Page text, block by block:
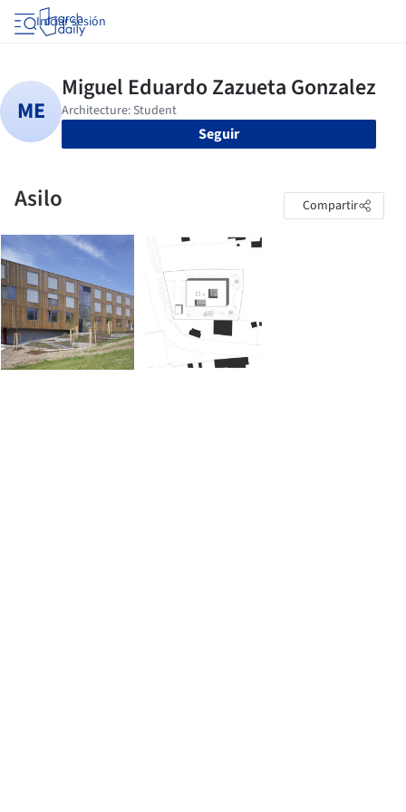
Iniciar sesión
Seguir
Asilo Compartir